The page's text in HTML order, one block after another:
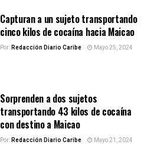
Capturan a un sujeto transportando
cinco kilos de cocaína hacia Maicao
Por:Redacción Diario Caribe Mayo 25, 2024
Sorprenden a dos sujetos
transportando 43 kilos de cocaína
con destino a Maicao
Por:Redacción Diario Caribe Mayo 21, 2024